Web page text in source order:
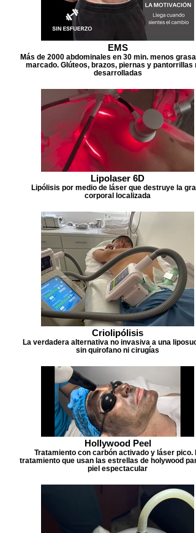
EMS
Más de 2000 abdominales en 30 min. menos grasa,
marcado. Glúteos, brazos, piernas y pantorrillas
desarrolladas
Lipolaser 6D
Lipólisis por medio de láser que destruye la
corporal localizada
Criolipólisis
La verdadera alternativa no invasiva a una
sin quirofano ni cirugías
Hollywood Peel
Tratamiento con carbón activado y láser pico.
tratamiento que usan las estrellas de holywood
piel espectacular